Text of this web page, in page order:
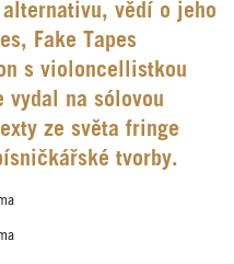
vědí o jeho
Fake Tapes
s violoncellistkou
vydal na sólovou
ze světa fringe
tvorby.